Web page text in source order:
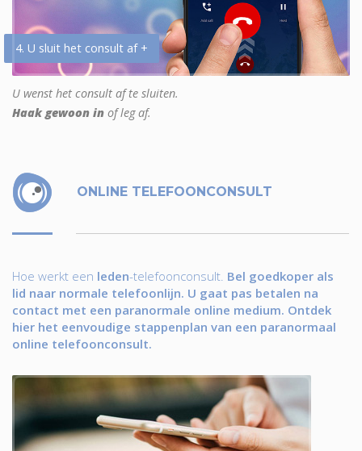
4. U sluit het consult af +
U wenst het consult af te sluiten.
Haak gewoon in of leg af.
ONLINE TELEFOONCONSULT
Hoe werkt een leden-telefoonconsult. Bel goedkoper als
lid naar normale telefoonlijn. U gaat pas betalen na
contact met een paranormale online medium. Ontdek
hier het eenvoudige stappenplan van een paranormaal
online telefoonconsult.